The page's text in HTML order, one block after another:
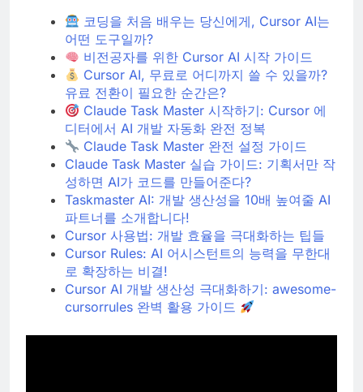
코딩을 처음 배우는 당신에게, Cursor AI는
어떤 도구일까?
비전공자를 위한 Cursor AI 시작 가이드
Cursor AI, 무료로 어디까지 쓸 수 있을까?
유료 전환이 필요한 순간은?
Claude Task Master 시작하기: Cursor 에
디터에서 AI 개발 자동화 완전 정복
Claude Task Master 완전 설정 가이드
Claude Task Master 실습 가이드: 기획서만 작
성하면 AI가 코드를 만들어준다?
Taskmaster AI: 개발 생산성을 10배 높여줄 AI
파트너를 소개합니다!
Cursor 사용법: 개발 효율을 극대화하는 팁들
Cursor Rules: AI 어시스턴트의 능력을 무한대
로 확장하는 비결!
Cursor AI 개발 생산성 극대화하기: awesome-
cursorrules 완벽 활용 가이드